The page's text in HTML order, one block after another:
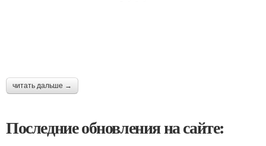
читать дальше →
Последние обновления на сайте: